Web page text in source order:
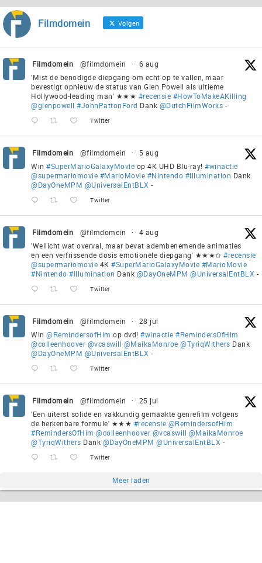
Filmdomein Volgen
Filmdomein @filmdomein ·
6 aug
'Mist de benodigde diepgang om echt op te vallen, maar
bevestigt opnieuw de status van Glen Powell als ultieme
Hollywood-leading man' ★★★ #recensie #HowToMakeAKilling
@glenpowell #JohnPattonFord Dank @DutchFilmWorks -
Twitter
Filmdomein @filmdomein ·
5 aug
Win #SuperMarioGalaxyMovie op 4K UHD Blu-ray! #winactie
@supermariomovie #MarioMovie #Nintendo #Illumination Dank
@DayOneMPM @UniversalEntBLX -
Twitter
Filmdomein @filmdomein ·
4 aug
'Wellicht wat overval, maar bevat adembenemende animaties
en een verfrissende dosis emotionele diepgang' ★★★✩ #recensie
@supermariomovie 4K #SuperMarioGalaxyMovie #MarioMovie
#Nintendo #Illumination Dank @DayOneMPM @UniversalEntBLX -
Twitter
Filmdomein @filmdomein ·
28 jul
Win @RemindersofHim op dvd! #winactie #RemindersOfHim
@colleenhoover @vcaswill @MaikaMonroe @TyriqWithers Dank
@DayOneMPM @UniversalEntBLX -
Twitter
Filmdomein @filmdomein ·
25 jul
'Een uiterst solide en vakkundig gemaakte genrefilm volgens
de herkenbare formule' ★★★ #recensie @RemindersofHim
#RemindersOfHim @colleenhoover @vcaswill @MaikaMonroe
@TyriqWithers Dank @DayOneMPM @UniversalEntBLX -
Twitter
Meer laden